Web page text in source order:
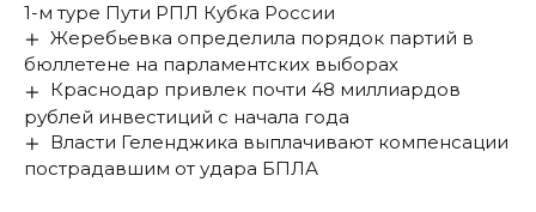
1-м туре Пути РПЛ Кубка России
Жеребьевка определила порядок партий в
бюллетене на парламентских выборах
Краснодар привлек почти 48 миллиардов
рублей инвестиций с начала года
Власти Геленджика выплачивают компенсации
пострадавшим от удара БПЛА